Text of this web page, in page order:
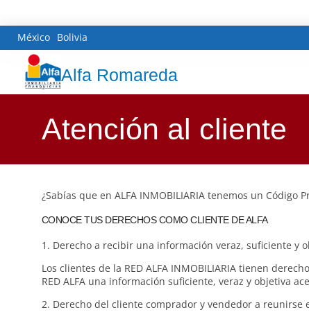
México Bolivia
Alfa Romareda
Atención al cliente
¿Sabías que en ALFA INMOBILIARIA tenemos un
CONOCE TUS DERECHOS COMO CLIENTE DE ALFA
1. Derecho a recibir una información veraz, suficiente y
Los clientes de la RED ALFA INMOBILIARIA tienen
RED ALFA una información suficiente, veraz y objetiva
2. Derecho del cliente comprador y vendedor a